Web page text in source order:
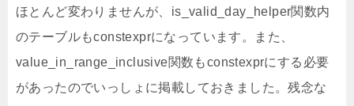
ほとんど変わりませんが、is_valid_day_helper関数内
のテーブルもconstexprになっています。また、
value_in_range_inclusive関数もconstexprにする必要
があったのでいっしょに掲載しておきました。残念な